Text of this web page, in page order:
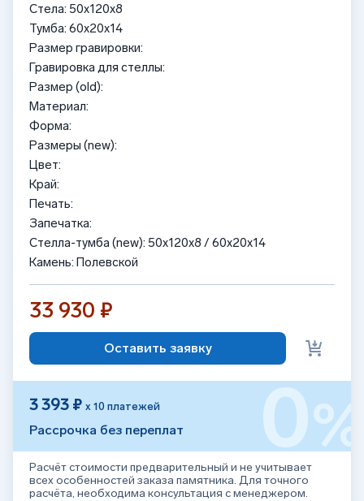
Стела: 50x120x8
Тумба: 60x20x14
Размер гравировки:
Гравировка для стеллы:
Размер (old):
Материал:
Форма:
Размеры (new):
Цвет:
Край:
Печать:
Запечатка:
Стелла-тумба (new): 50x120x8 / 60x20x14
Камень: Полевской
33 930 ₽
Оставить заявку
3 393 ₽ х 10 платежей
Рассрочка без переплат 0%
Расчёт стоимости предварительный и не учитывает
всех особенностей заказа памятника. Для точного
расчёта, необходима консультация с менеджером.